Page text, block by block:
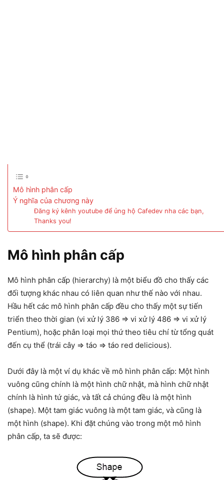
Mô hình phân cấp
Ý nghĩa của chương này
Đăng ký kênh youtube để ủng hộ Cafedev nha các bạn,
Thanks you!
Mô hình phân cấp
Mô hình phân cấp (hierarchy) là một biểu đồ cho thấy các
đối tượng khác nhau có liên quan như thế nào với nhau.
Hầu hết các mô hình phân cấp đều cho thấy một sự tiến
triển theo thời gian (vi xử lý 386 => vi xử lý 486 => vi xử lý
Pentium), hoặc phân loại mọi thứ theo tiêu chí từ tổng quát
đến cụ thể (trái cây => táo => táo red delicious).
Dưới đây là một ví dụ khác về mô hình phân cấp: Một hình
vuông cũng chính là một hình chữ nhật, mà hình chữ nhật
chính là hình tứ giác, và tất cả chúng đều là một hình
(shape). Một tam giác vuông là một tam giác, và cũng là
một hình (shape). Khi đặt chúng vào trong một mô hình
phân cấp, ta sẽ được: